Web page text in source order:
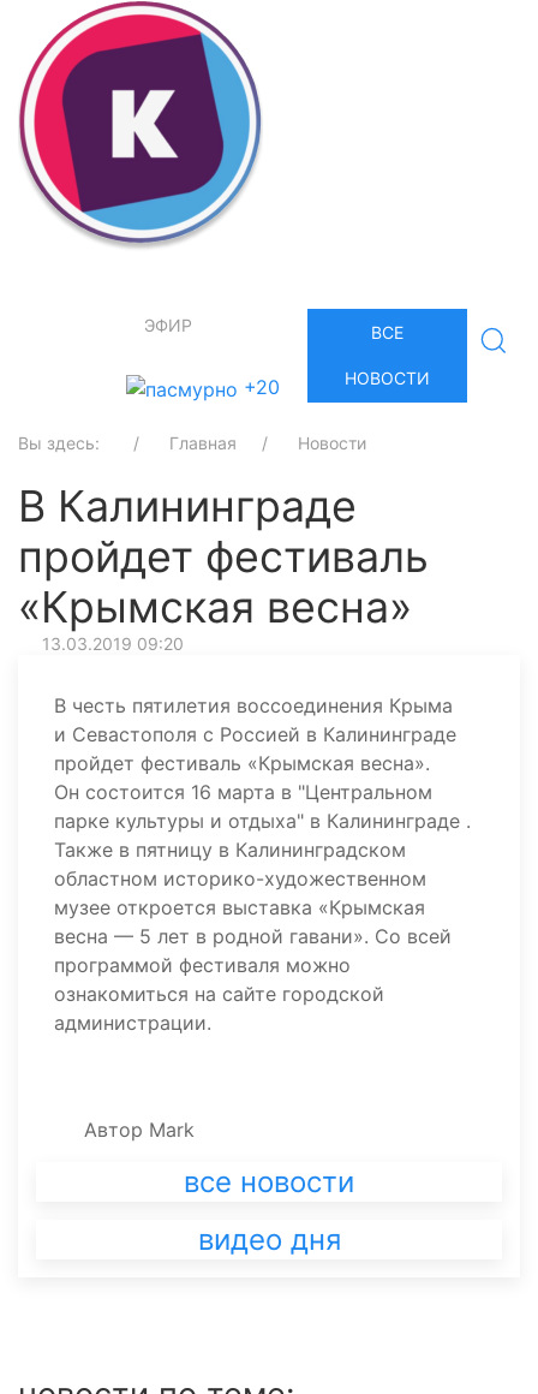
ЭФИР
+20
ВСЕ
НОВОСТИ
Вы здесь: Главная Новости
В Калининграде
пройдет фестиваль
«Крымская весна»
13.03.2019 09:20
В честь пятилетия воссоединения Крыма
и Севастополя с Россией в Калининграде
пройдет фестиваль «Крымская весна».
Он состоится 16 марта в "Центральном
парке культуры и отдыха" в Калининграде .
Также в пятницу в Калининградском
областном историко-художественном
музее откроется выставка «Крымская
весна — 5 лет в родной гавани». Со всей
программой фестиваля можно
ознакомиться на сайте городской
администрации.
Автор Mark
все новости
видео дня